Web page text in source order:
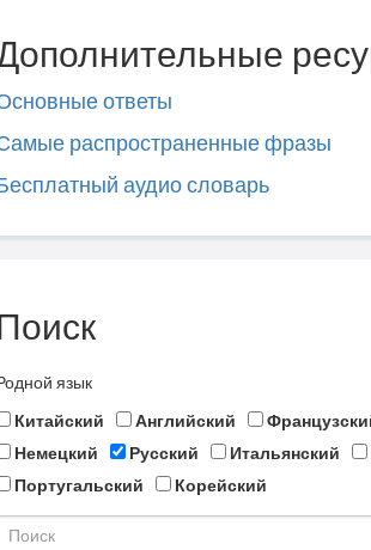
ответы
распространенные фразы
аудио словарь
язык
Китайский
Английский
Немецкий
Русский Итальянский
Португальский
Корейский